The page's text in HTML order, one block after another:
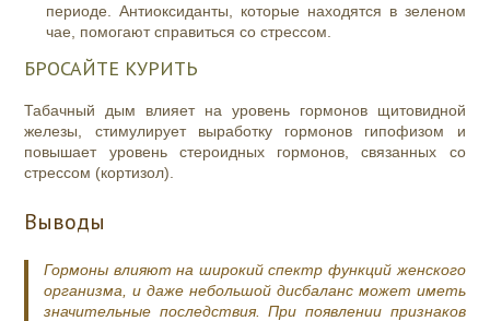
периоде. Антиоксиданты, которые находятся в зеленом
чае, помогают справиться со стрессом.
БРОСАЙТЕ КУРИТЬ
Табачный дым влияет на уровень гормонов щитовидной
железы, стимулирует выработку гормонов гипофизом и
повышает уровень стероидных гормонов, связанных со
стрессом (кортизол).
Выводы
Гормоны влияют на широкий спектр функций женского
организма, и даже небольшой дисбаланс может иметь
значительные последствия. При появлении признаков